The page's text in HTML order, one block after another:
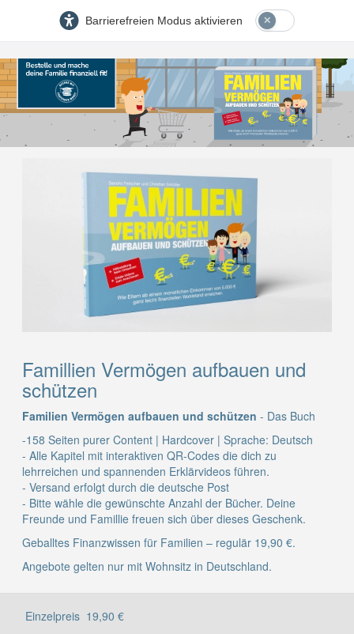
Barrierefreien Modus aktivieren
Famillien Vermögen aufbauen und
schützen
Familien Vermögen aufbauen und schützen - Das Buch
-158 Seiten purer Content | Hardcover | Sprache: Deutsch
- Alle Kapitel mit interaktiven QR-Codes die dich zu
lehrreichen und spannenden Erklärvideos führen.
- Versand erfolgt durch die deutsche Post
- Bitte wähle die gewünschte Anzahl der Bücher. Deine
Freunde und Famillie freuen sich über dieses Geschenk.
Geballtes Finanzwissen für Familien – regulär 19,90 €.
Angebote gelten nur mit Wohnsitz in Deutschland.
19,90 €